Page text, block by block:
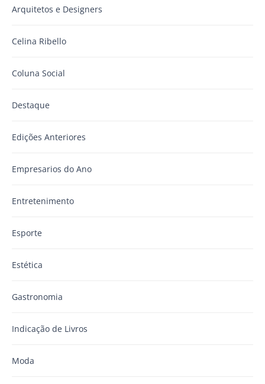
Arquitetos e Designers
Celina Ribello
Coluna Social
Destaque
Edições Anteriores
Empresarios do Ano
Entretenimento
Esporte
Estética
Gastronomia
Indicação de Livros
Moda